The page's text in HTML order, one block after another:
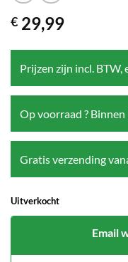
€ 29,99
Prijzen zijn incl.
Op voorraad ?
Gratis verzending
Uitverkocht
Email